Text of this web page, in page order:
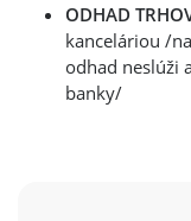
ODHAD
kanceláriou /
odhad neslúži
banky/